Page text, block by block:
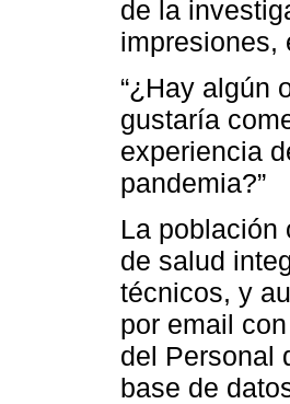
de la
impresiones,
“¿Hay algún
gustaría
experiencia
pandemia?”
La población
de salud
técnicos, y
por email
del Personal
base de